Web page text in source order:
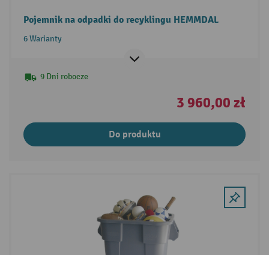
Pojemnik na odpadki do recyklingu HEMMDAL
6 Warianty
9 Dni robocze
3 960,00 zł
Do produktu